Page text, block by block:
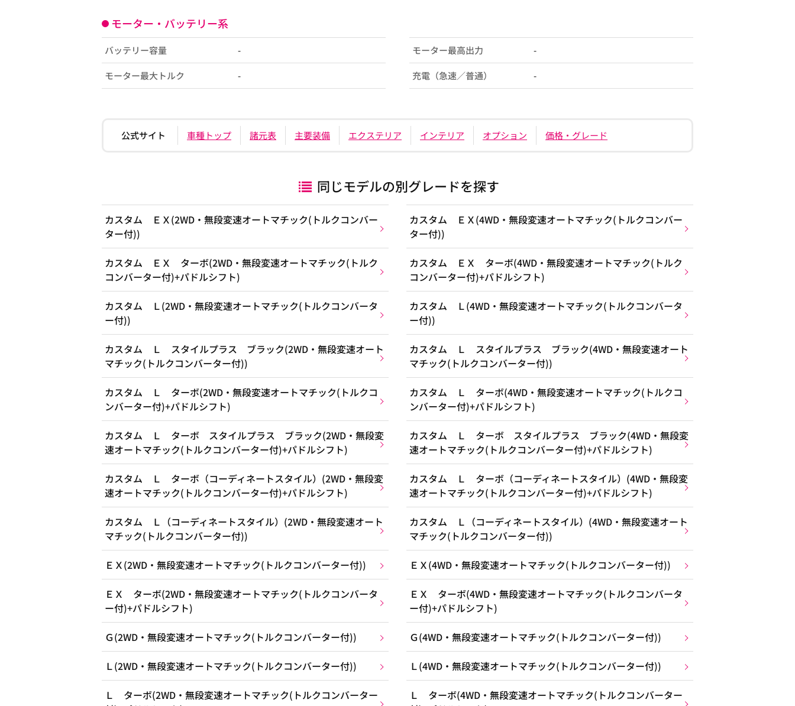
モーター・バッテリー系
バッテリー容量 - モーター最高出力 -
モーター最大トルク - 充電（急速／普通） -
公式サイト 車種トップ 諸元表 主要装備 エクステリア インテリア オプション 価格・グレード
同じモデルの別グレードを探す
カスタム ＥＸ(2WD・無段変速オートマチック(トルクコンバー
ター付))
カスタム ＥＸ(4WD・無段変速オートマチック(トルクコンバー
ター付))
カスタム ＥＸ ターボ(2WD・無段変速オートマチック(トルク
コンバーター付)+パドルシフト)
カスタム ＥＸ ターボ(4WD・無段変速オートマチック(トルク
コンバーター付)+パドルシフト)
カスタム Ｌ(2WD・無段変速オートマチック(トルクコンバータ
ー付))
カスタム Ｌ(4WD・無段変速オートマチック(トルクコンバータ
ー付))
カスタム Ｌ スタイルプラス ブラック(2WD・無段変速オート
マチック(トルクコンバーター付))
カスタム Ｌ スタイルプラス ブラック(4WD・無段変速オート
マチック(トルクコンバーター付))
カスタム Ｌ ターボ(2WD・無段変速オートマチック(トルクコ
ンバーター付)+パドルシフト)
カスタム Ｌ ターボ(4WD・無段変速オートマチック(トルクコ
ンバーター付)+パドルシフト)
カスタム Ｌ ターボ スタイルプラス ブラック(2WD・無段変
速オートマチック(トルクコンバーター付)+パドルシフト)
カスタム Ｌ ターボ スタイルプラス ブラック(4WD・無段変
速オートマチック(トルクコンバーター付)+パドルシフト)
カスタム Ｌ ターボ（コーディネートスタイル）(2WD・無段変
速オートマチック(トルクコンバーター付)+パドルシフト)
カスタム Ｌ ターボ（コーディネートスタイル）(4WD・無段変
速オートマチック(トルクコンバーター付)+パドルシフト)
カスタム Ｌ（コーディネートスタイル）(2WD・無段変速オート
マチック(トルクコンバーター付))
カスタム Ｌ（コーディネートスタイル）(4WD・無段変速オート
マチック(トルクコンバーター付))
ＥＸ(2WD・無段変速オートマチック(トルクコンバーター付)) ＥＸ(4WD・無段変速オートマチック(トルクコンバーター付))
ＥＸ ターボ(2WD・無段変速オートマチック(トルクコンバータ
ー付)+パドルシフト)
ＥＸ ターボ(4WD・無段変速オートマチック(トルクコンバータ
ー付)+パドルシフト)
Ｇ(2WD・無段変速オートマチック(トルクコンバーター付)) Ｇ(4WD・無段変速オートマチック(トルクコンバーター付))
Ｌ(2WD・無段変速オートマチック(トルクコンバーター付)) Ｌ(4WD・無段変速オートマチック(トルクコンバーター付))
Ｌ ターボ(2WD・無段変速オートマチック(トルクコンバーター
Ｌ ターボ(4WD・無段変速オートマチック(トルクコンバーター